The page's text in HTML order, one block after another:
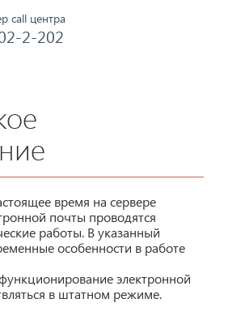
call центра
2-202
время на сервере
почты проводятся
работы. В указанный
особенности в работе
электронной
в штатном режиме.